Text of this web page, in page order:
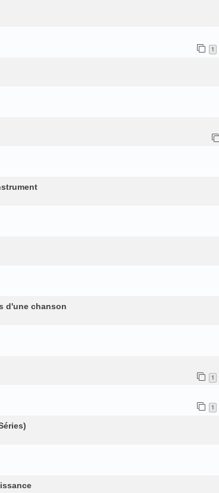
1
d'une chanson
1
1